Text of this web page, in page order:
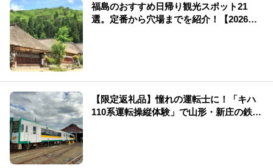
福島のおすすめ日帰り観光スポット21
選。定番から穴場までを紹介！【2026
【限定返礼品】憧れの運転士に！「キハ
110系運転操縦体験」で山形・新庄の鉄道